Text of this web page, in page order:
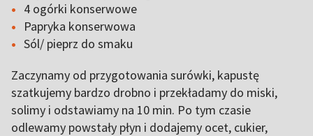
4 ogórki konserwowe
Papryka konserwowa
Sól/ pieprz do smaku
Zaczynamy od przygotowania surówki, kapustę
szatkujemy bardzo drobno i przekładamy do miski,
solimy i odstawiamy na 10 min. Po tym czasie
odlewamy powstały płyn i dodajemy ocet, cukier,